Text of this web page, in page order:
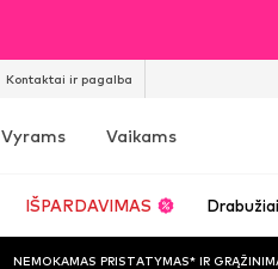
Kontaktai ir pagalba
Vyrams Vaikams
IŠPARDAVIMAS Drabužiai
NEMOKAMAS PRISTATYMAS* IR